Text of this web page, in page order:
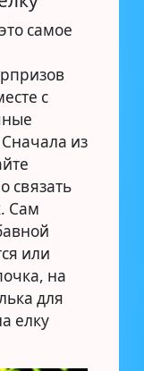
самое
с
из
связать
Сам
или
на
для
елку